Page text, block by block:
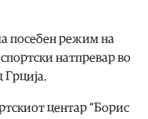
посебен режим на
натпревар во
Грција.
центар “Борис